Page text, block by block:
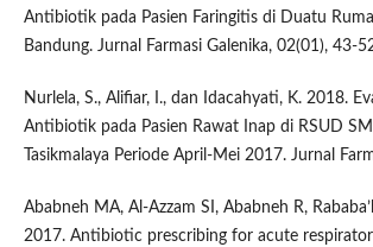
Antibiotik pada Pasien Faringitis di Duatu
Bandung. Jurnal Farmasi Galenika, 02(01), 43-
Nurlela, S., Alifiar, I., dan Idacahyati, K. 2018.
Antibiotik pada Pasien Rawat Inap di RSUD
Tasikmalaya Periode April-Mei 2017. Jurnal
Ababneh MA, Al-Azzam SI, Ababneh R,
2017. Antibiotic prescribing for acute